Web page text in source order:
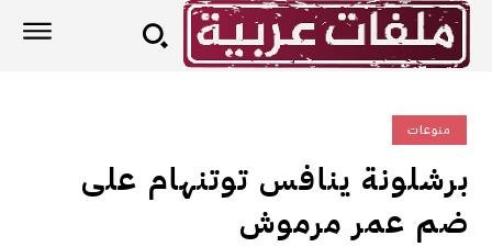
منوعات
برشلونة ينافس توتنهام على
ضم عمر مرموش